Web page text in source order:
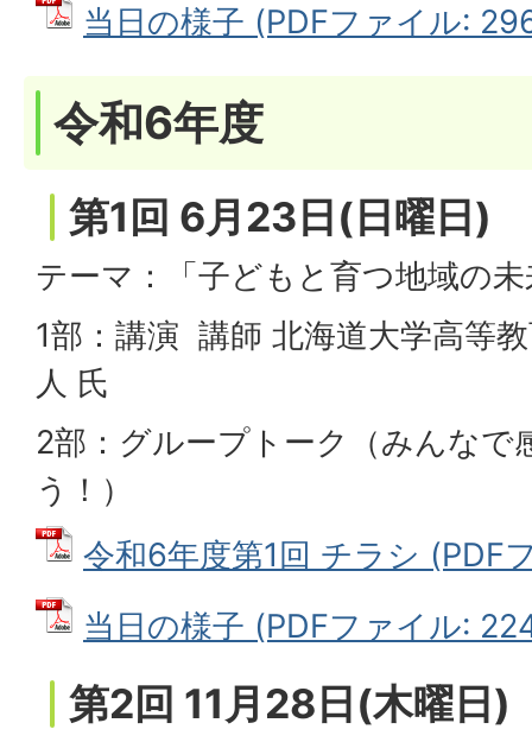
当日の様子 (PDFファイル:
令和6年度
第1回 6月23日(日曜日)
テーマ：「子どもと育つ地域の
1部：講演 講師 北海道大学高等
人 氏
2部：グループトーク（みんなで
う！）
令和6年度第1回 チラシ (PDF
当日の様子 (PDFファイル:
第2回 11月28日(木曜日)